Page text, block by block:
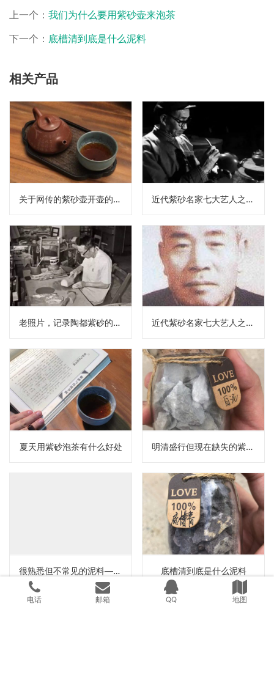
上一个： 我们为什么要用紫砂壶来泡茶
下一个： 底槽清到底是什么泥料
相关产品
关于网传的紫砂壶开壶的流言终结 近代紫砂名家七大艺人之朱可心
老照片，记录陶都紫砂的岁月变迁 近代紫砂名家七大艺人之王寅春
夏天用紫砂泡茶有什么好处 明清盛行但现在缺失的紫砂——白泥
很熟悉但不常见的泥料——降坡泥 底槽清到底是什么泥料
电话 邮箱 QQ 地图